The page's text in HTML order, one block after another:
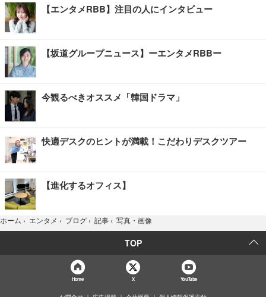
【エンタメRBB】注目の人にインタビュー
【坂道グループニュース】ーエンタメRBBー
今観るべきオススメ「韓国ドラマ」
快適デスクのヒントが満載！こだわりデスクツアー
【進化するオフィス】
ホーム › エンタメ › ブログ › 記事 › 写真・画像
TOP
Home X YouTube